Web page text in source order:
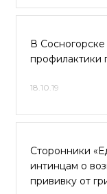
В
профилактики
18.10.19
Сторонники
интинцам о
прививку от